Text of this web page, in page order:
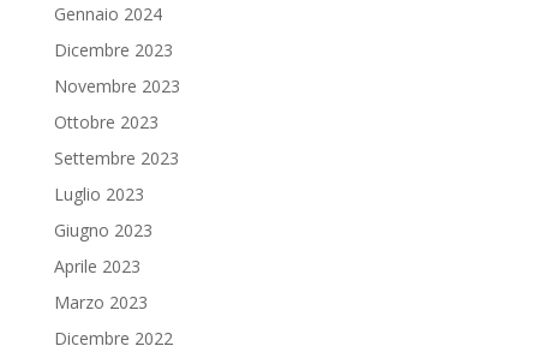
Gennaio 2024
Dicembre 2023
Novembre 2023
Ottobre 2023
Settembre 2023
Luglio 2023
Giugno 2023
Aprile 2023
Marzo 2023
Dicembre 2022